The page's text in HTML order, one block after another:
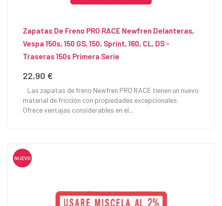
Zapatas De Freno PRO RACE Newfren Delanteras,
Vespa 150s, 150 GS, 150, Sprint, 160, CL, DS -
Traseras 150s Primera Serie
Precio
22,90 €
Las zapatas de freno Newfren PRO RACE tienen un nuevo
material de fricción con propiedades excepcionales.
Ofrece ventajas considerables en el...
NUEVO